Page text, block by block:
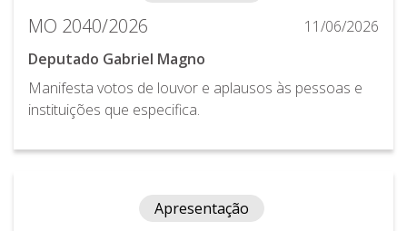
MO 2040/2026
11/06/2026
Deputado Gabriel Magno
Manifesta votos de louvor e aplausos às pessoas e
instituições que especifica.
Apresentação